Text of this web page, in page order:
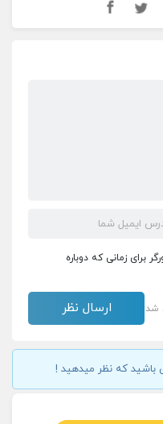
برای زمانی که دوباره
شد
باشید که نظر میدهید !